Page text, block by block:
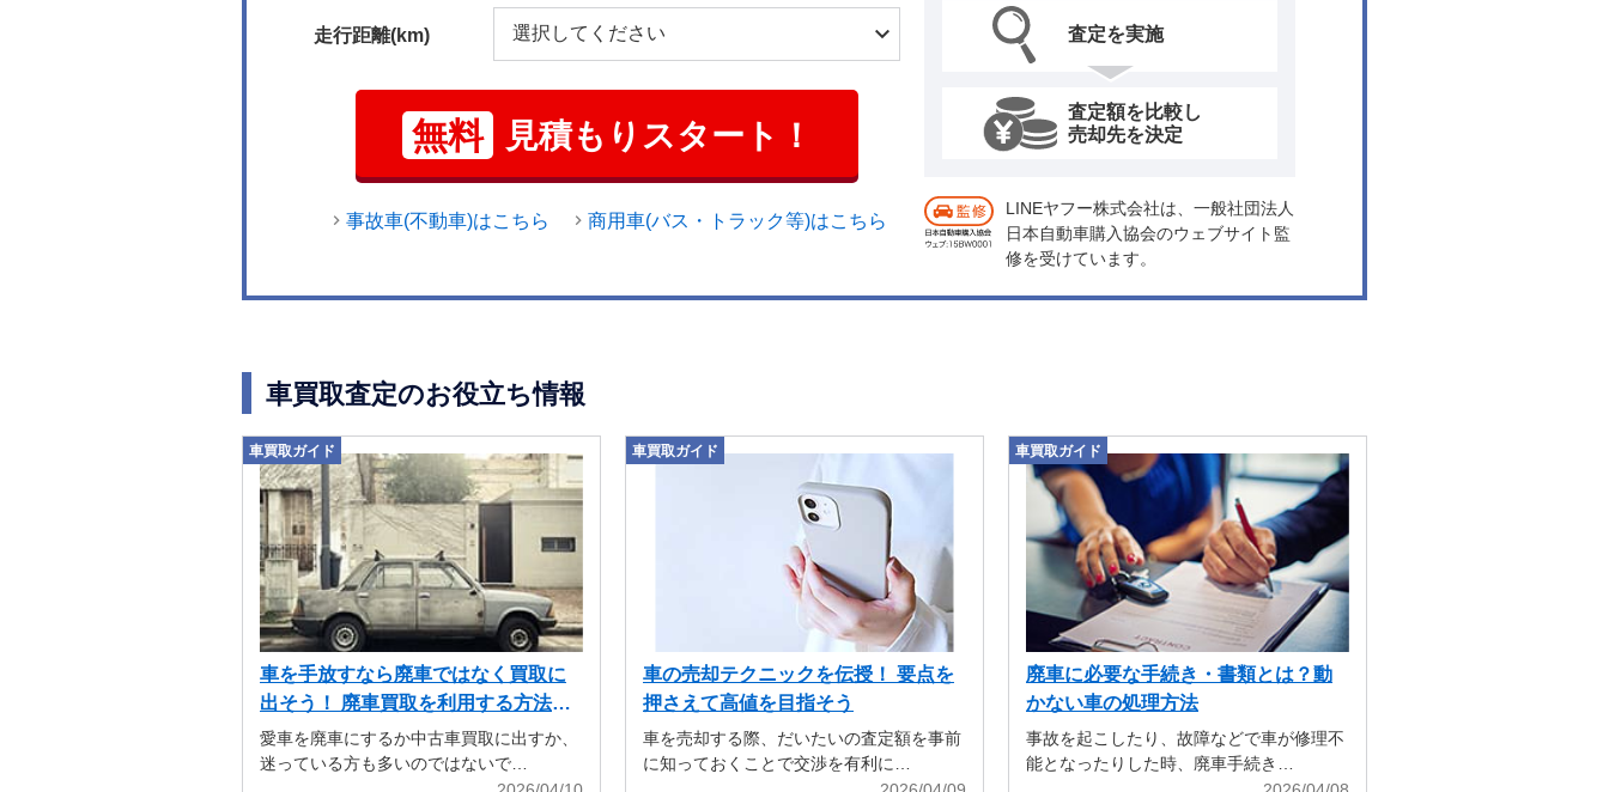
走行距離(km)
無料 見積もりスタート！
事故車(不動車)はこちら 商用車(バス・トラック等)はこちら
査定を実施
査定額を比較し
売却先を決定
LINEヤフー株式会社は、一般社団法人
日本自動車購入協会のウェブサイト監
修を受けています。
車買取査定のお役立ち情報
車買取ガイド
車を手放すなら廃車ではなく買取に
出そう！ 廃車買取を利用する方法も
解説
愛車を廃車にするか中古車買取に出すか、
迷っている方も多いのではないで…
車買取ガイド
車の売却テクニックを伝授！ 要点を
押さえて高値を目指そう
車を売却する際、だいたいの査定額を事前
に知っておくことで交渉を有利に…
車買取ガイド
廃車に必要な手続き・書類とは？動
かない車の処理方法
事故を起こしたり、故障などで車が修理不
能となったりした時、廃車手続き…